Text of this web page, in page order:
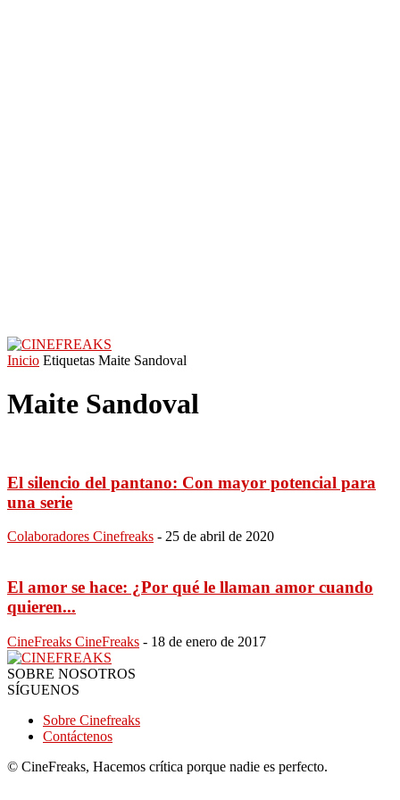
Inicio Etiquetas Maite Sandoval
Maite Sandoval
El silencio del pantano: Con mayor potencial para
una serie
Colaboradores Cinefreaks - 25 de abril de 2020
El amor se hace: ¿Por qué le llaman amor cuando
quieren...
CineFreaks CineFreaks - 18 de enero de 2017
SOBRE NOSOTROS
SÍGUENOS
Sobre Cinefreaks
Contáctenos
© CineFreaks, Hacemos crítica porque nadie es perfecto.